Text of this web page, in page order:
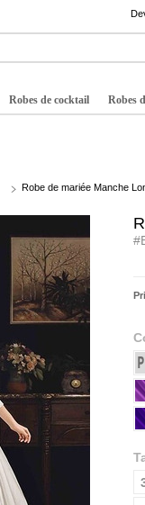
Robes de cocktail Robes
Robe de mariée Manche